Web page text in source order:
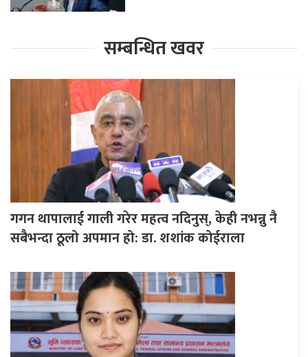
सम्बन्धित खवर
गगन थापालाई गाली गरेर महत्व नदिनुस्, केही नभन्नु नै
सबैभन्दा ठूलो अपमान हो: डा. शशांक कोईराला